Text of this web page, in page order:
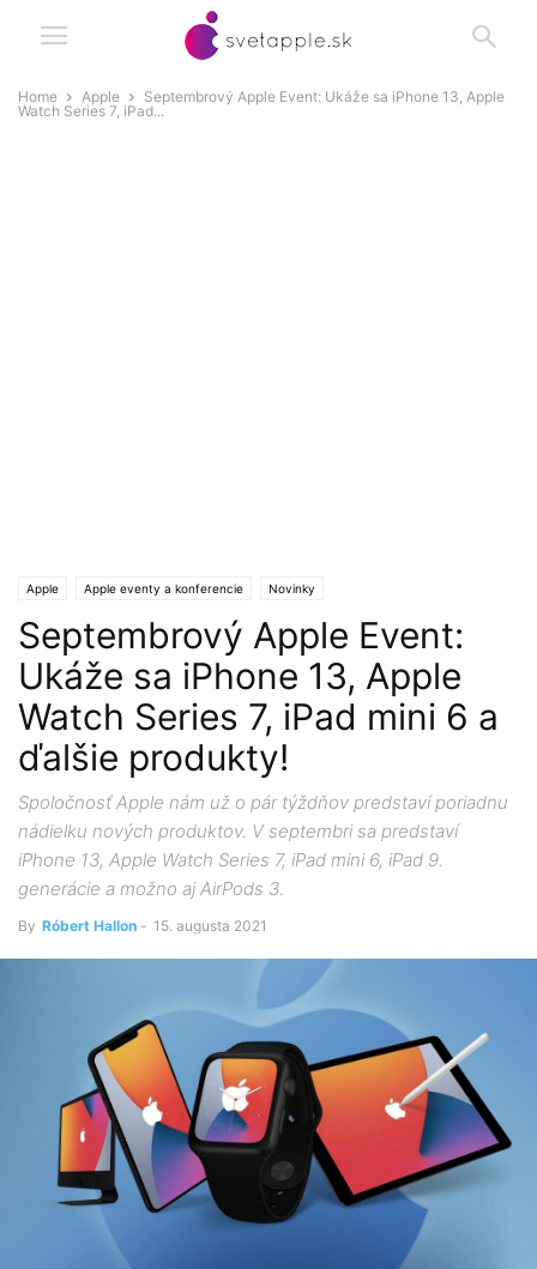
Home Apple
Septembrový Apple Event: Ukáže sa iPhone 13, Apple
Watch Series 7, iPad...
Apple Apple eventy a konferencie Novinky
Septembrový Apple Event:
Ukáže sa iPhone 13, Apple
Watch Series 7, iPad mini 6 a
ďalšie produkty!
Spoločnosť Apple nám už o pár týždňov predstaví poriadnu
nádielku nových produktov. V septembri sa predstaví
iPhone 13, Apple Watch Series 7, iPad mini 6, iPad 9.
generácie a možno aj AirPods 3.
By Róbert Hallon - 15. augusta 2021